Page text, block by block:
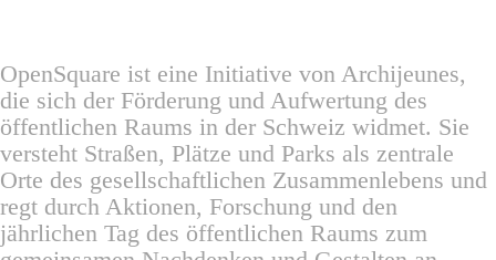
OpenSquare ist eine Initiative von Archijeunes,
die sich der Förderung und Aufwertung des
öffentlichen Raums in der Schweiz widmet. Sie
versteht Straßen, Plätze und Parks als zentrale
Orte des gesellschaftlichen Zusammenlebens und
regt durch Aktionen, Forschung und den
jährlichen Tag des öffentlichen Raums zum